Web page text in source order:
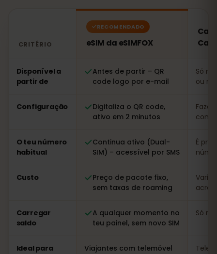
CRITÉRIO
RECOMENDADO
eSIM da eSIMFOX
Disponível a
partir de
Antes de partir – QR
code logo por e-mail
Só
ou
Configuração
Digitaliza o QR code,
ativo em 2 minutos
com
O teu número
habitual
Continua ativo (Dual-
SIM) – acessível por SMS
É
Custo
Preço de pacote fixo,
sem taxas de roaming
Carregar
saldo
A qualquer momento no
teu painel, sem novo SIM
Só
Ideal para
Viajantes com telemóvel